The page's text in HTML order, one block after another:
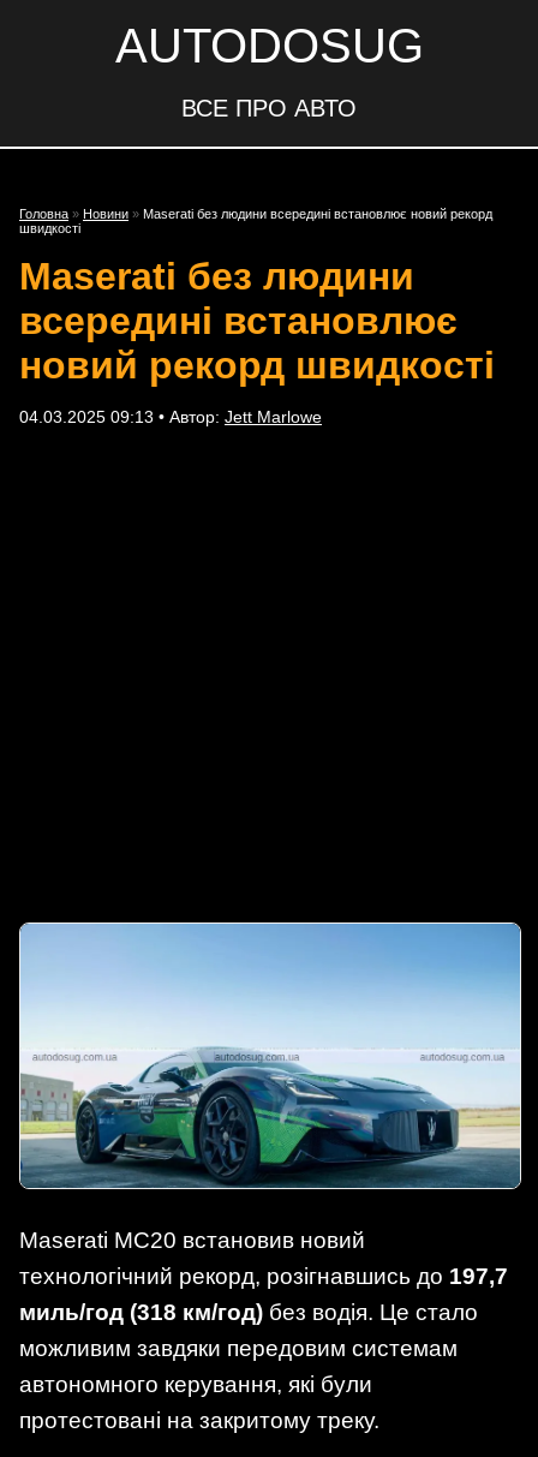
AUTODOSUG
ВСЕ ПРО АВТО
Головна » Новини » Maserati без людини всередині встановлює новий рекорд
швидкості
Maserati без людини
всередині встановлює
новий рекорд швидкості
04.03.2025 09:13 • Автор: Jett Marlowe
Maserati MC20 встановив новий
технологічний рекорд, розігнавшись до 197,7
миль/год (318 км/год) без водія. Це стало
можливим завдяки передовим системам
автономного керування, які були
протестовані на закритому треку.